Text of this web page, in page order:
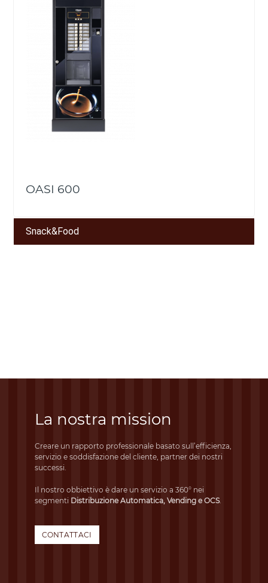
OASI 600
Snack&Food
La nostra mission
Creare un rapporto professionale basato sull’efficienza,
servizio e soddisfazione del cliente, partner dei nostri
successi.
Il nostro obbiettivo è dare un servizio a 360° nei
segmenti Distribuzione Automatica, Vending e OCS.
CONTATTACI